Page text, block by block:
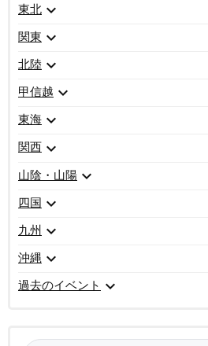
東北 expand_more
関東 expand_more
北陸 expand_more
甲信越 expand_more
東海 expand_more
関西 expand_more
山陰・山陽 expand_more
四国 expand_more
九州 expand_more
沖縄 expand_more
過去のイベント expand_more